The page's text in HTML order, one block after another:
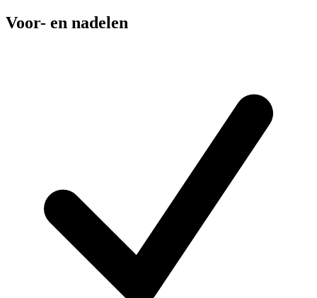
Voor- en nadelen